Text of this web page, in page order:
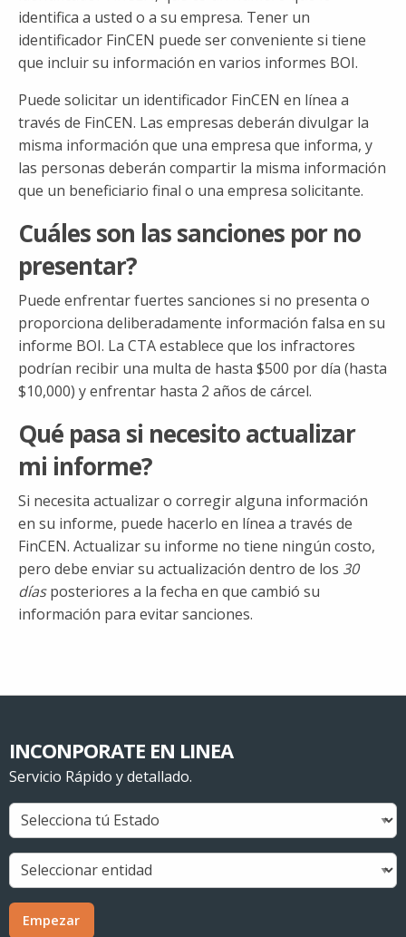
identifica a usted o a su empresa. Tener un
identificador FinCEN puede ser conveniente si tiene
que incluir su información en varios informes BOI.
Puede solicitar un identificador FinCEN en línea a
través de FinCEN. Las empresas deberán divulgar la
misma información que una empresa que informa, y ​​
las personas deberán compartir la misma información
que un beneficiario final o una empresa solicitante.
Cuáles son las sanciones por no
presentar?
Puede enfrentar fuertes sanciones si no presenta o
proporciona deliberadamente información falsa en su
informe BOI. La CTA establece que los infractores
podrían recibir una multa de hasta $500 por día (hasta
$10,000) y enfrentar hasta 2 años de cárcel.
Qué pasa si necesito actualizar
mi informe?
Si necesita actualizar o corregir alguna información
en su informe, puede hacerlo en línea a través de
FinCEN. Actualizar su informe no tiene ningún costo,
pero debe enviar su actualización dentro de los 30
díasposteriores a la fecha en que cambió su
información para evitar sanciones.
INCONPORATE EN LINEA
Servicio Rápido y detallado.
Empezar